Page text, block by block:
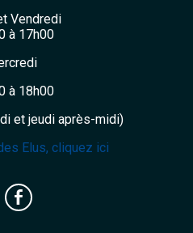
Vendredi
à 17h00
à 18h00
et jeudi après-midi)
Elus, cliquez ici